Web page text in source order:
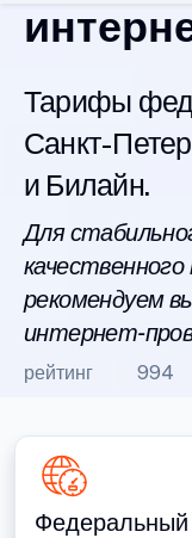
Тарифы
Санкт-
и Билайн.
Для
рекомендуем
интернет-
рейтинг 994